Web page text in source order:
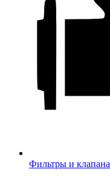
Фильтры и клапана